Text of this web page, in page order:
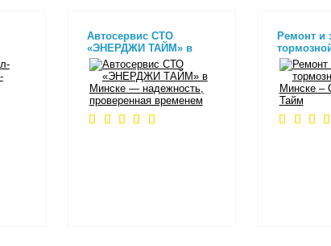
Автосервис СТО
«ЭНЕРДЖИ ТАЙМ» в
Минске — надежность,
проверенная временем
Ремонт и
Минске –
Тайм